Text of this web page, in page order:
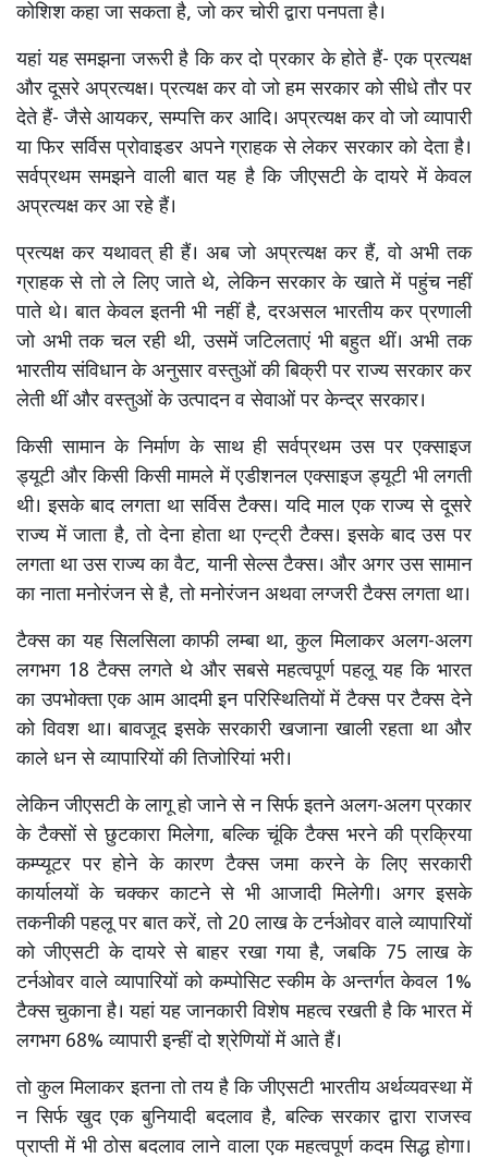
कोशिश कहा जा सकता है, जो कर चोरी द्वारा पनपता है।
यहां यह समझना जरूरी है कि कर दो प्रकार के होते हैं- एक प्रत्यक्ष
और दूसरे अप्रत्यक्ष। प्रत्यक्ष कर वो जो हम सरकार को सीधे तौर पर
देते हैं- जैसे आयकर, सम्पत्ति कर आदि। अप्रत्यक्ष कर वो जो व्यापारी
या फिर सर्विस प्रोवाइडर अपने ग्राहक से लेकर सरकार को देता है।
सर्वप्रथम समझने वाली बात यह है कि जीएसटी के दायरे में केवल
अप्रत्यक्ष कर आ रहे हैं।
प्रत्यक्ष कर यथावत् ही हैं। अब जो अप्रत्यक्ष कर हैं, वो अभी तक
ग्राहक से तो ले लिए जाते थे, लेकिन सरकार के खाते में पहुंच नहीं
पाते थे। बात केवल इतनी भी नहीं है, दरअसल भारतीय कर प्रणाली
जो अभी तक चल रही थी, उसमें जटिलताएं भी बहुत थीं। अभी तक
भारतीय संविधान के अनुसार वस्तुओं की बिक्री पर राज्य सरकार कर
लेती थीं और वस्तुओं के उत्पादन व सेवाओं पर केन्द्र सरकार।
किसी सामान के निर्माण के साथ ही सर्वप्रथम उस पर एक्साइज
ड्यूटी और किसी किसी मामले में एडीशनल एक्साइज ड्यूटी भी लगती
थी। इसके बाद लगता था सर्विस टैक्स। यदि माल एक राज्य से दूसरे
राज्य में जाता है, तो देना होता था एन्ट्री टैक्स। इसके बाद उस पर
लगता था उस राज्य का वैट, यानी सेल्स टैक्स। और अगर उस सामान
का नाता मनोरंजन से है, तो मनोरंजन अथवा लग्जरी टैक्स लगता था।
टैक्स का यह सिलसिला काफी लम्बा था, कुल मिलाकर अलग-अलग
लगभग 18 टैक्स लगते थे और सबसे महत्वपूर्ण पहलू यह कि भारत
का उपभोक्ता एक आम आदमी इन परिस्थितियों में टैक्स पर टैक्स देने
को विवश था। बावजूद इसके सरकारी खजाना खाली रहता था और
काले धन से व्यापारियों की तिजोरियां भरी।
लेकिन जीएसटी के लागू हो जाने से न सिर्फ इतने अलग-अलग प्रकार
के टैक्सों से छुटकारा मिलेगा, बल्कि चूंकि टैक्स भरने की प्रक्रिया
कम्प्यूटर पर होने के कारण टैक्स जमा करने के लिए सरकारी
कार्यालयों के चक्कर काटने से भी आजादी मिलेगी। अगर इसके
तकनीकी पहलू पर बात करें, तो 20 लाख के टर्नओवर वाले व्यापारियों
को जीएसटी के दायरे से बाहर रखा गया है, जबकि 75 लाख के
टर्नओवर वाले व्यापारियों को कम्पोसिट स्कीम के अन्तर्गत केवल 1%
टैक्स चुकाना है। यहां यह जानकारी विशेष महत्व रखती है कि भारत में
लगभग 68% व्यापारी इन्हीं दो श्रेणियों में आते हैं।
तो कुल मिलाकर इतना तो तय है कि जीएसटी भारतीय अर्थव्यवस्था में
न सिर्फ खुद एक बुनियादी बदलाव है, बल्कि सरकार द्वारा राजस्व
प्राप्ती में भी ठोस बदलाव लाने वाला एक महत्वपूर्ण कदम सिद्ध होगा।